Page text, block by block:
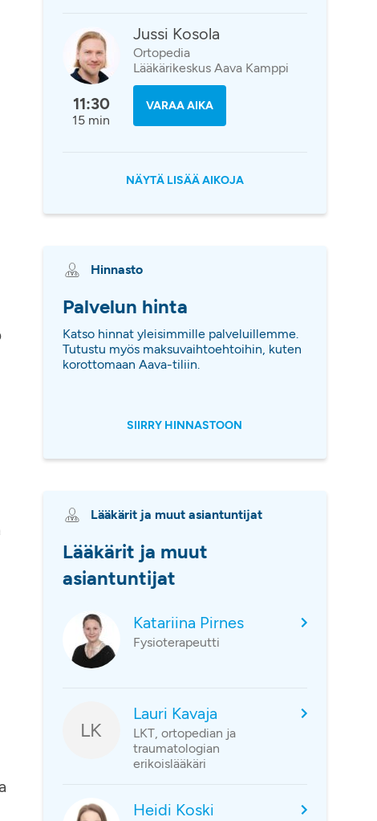
11:30
15 min
Jussi Kosola
Ortopedia
Lääkärikeskus Aava Kamppi
VARAA AIKA
NÄYTÄ LISÄÄ AIKOJA
Hinnasto
Palvelun hinta
Katso hinnat yleisimmille palveluillemme.
Tutustu myös maksuvaihtoehtoihin, kuten
korottomaan Aava-tiliin.
SIIRRY HINNASTOON
Lääkärit ja muut asiantuntijat
Lääkärit ja muut
asiantuntijat
Katariina Pirnes
Fysioterapeutti
LK
Lauri Kavaja
LKT, ortopedian ja
traumatologian
erikoislääkäri
Heidi Koski